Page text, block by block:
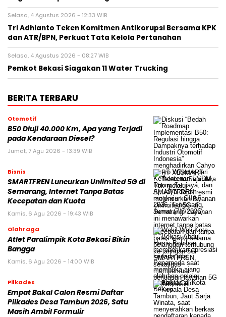
Selasa, 4 Agustus 2026 - 12:33 WIB
Tri Adhianto Teken Komitmen Antikorupsi Bersama KPK
dan ATR/BPN, Perkuat Tata Kelola Pertanahan
Selasa, 4 Agustus 2026 - 08:27 WIB
Pemkot Bekasi Siagakan 11 Water Trucking
BERITA TERBARU
Otomotif
B50 Diuji 40.000 Km, Apa yang Terjadi
pada Kendaraan Diesel?
Jumat, 7 Agu 2026 - 13:39 WIB
Bisnis
SMARTFREN Luncurkan Unlimited 5G di
Semarang, Internet Tanpa Batas
Kecepatan dan Kuota
Kamis, 6 Agu 2026 - 19:43 WIB
Olahraga
Atlet Paralimpik Kota Bekasi Bikin
Bangga
Kamis, 6 Agu 2026 - 14:00 WIB
Pilkades
Empat Bakal Calon Resmi Daftar
Pilkades Desa Tambun 2026, Satu
Masih Ambil Formulir